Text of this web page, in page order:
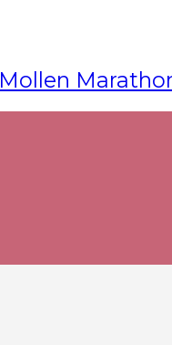
Mollen